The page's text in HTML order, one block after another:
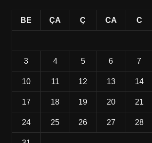
BE ÇA Ç CA C
3 4 5 6 7
10 11 12 13 14
17 18 19 20 21
24 25 26 27 28